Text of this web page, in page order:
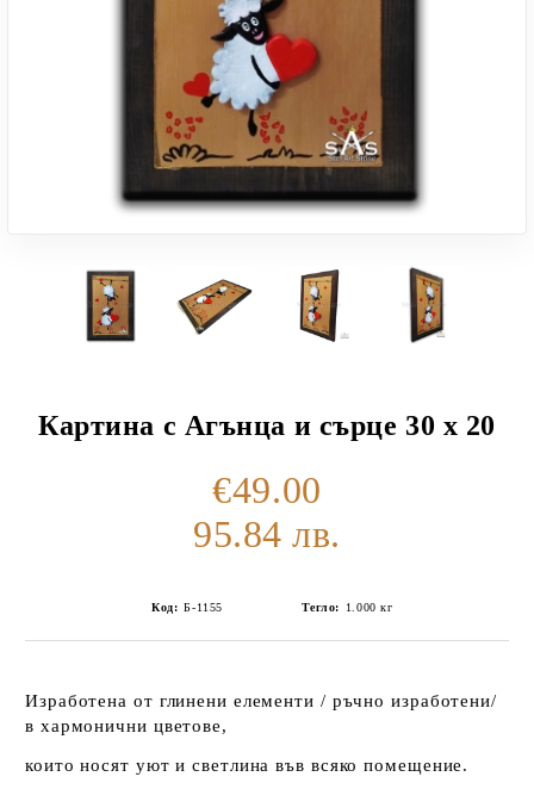
Картина с Агънца и сърце 30 х 20
€49.00
95.84 лв.
Код: Б-1155 Тегло: 1.000 кг
Изработена от глинени елементи / ръчно изработени/
в хармонични цветове,
които носят уют и светлина във всяко помещение.